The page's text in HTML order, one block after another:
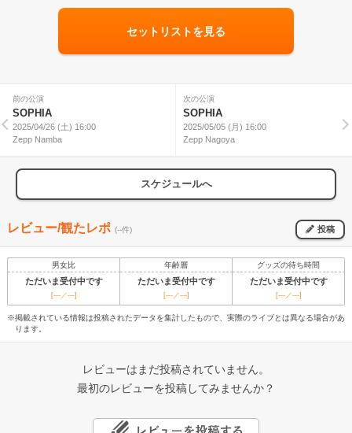
セットリストを見る
前の公演
SOPHIA
2025/04/26 (土) 16:00
Zepp Namba
次の公演
SOPHIA
2025/05/05 (月) 16:00
Zepp Nagoya
スケジュールへ
レビュー/観たレポ (--件) 投稿
男女比 年齢層 グッズの待ち時間
ただいま受付中です ただいま受付中です ただいま受付中です
[---／---] [---／---] [---／---]
※掲載されている情報は投稿されたデータを集計したもので、実際のライブとは異なる場合があ
ります。
レビューはまだ投稿されていません。
最初のレビューを投稿してみませんか？